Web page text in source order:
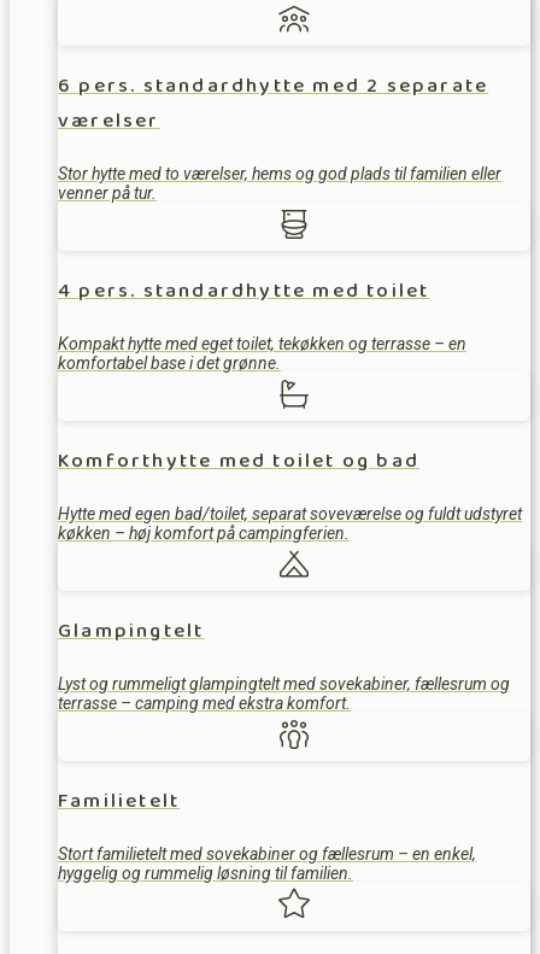
6 pers. standardhytte med 2 separate
værelser
Stor hytte med to værelser, hems og god plads til familien eller
venner på tur.
4 pers. standardhytte med toilet
Kompakt hytte med eget toilet, tekøkken og terrasse – en
komfortabel base i det grønne.
Komforthytte med toilet og bad
Hytte med egen bad/toilet, separat soveværelse og fuldt udstyret
køkken – høj komfort på campingferien.
Glampingtelt
Lyst og rummeligt glampingtelt med sovekabiner, fællesrum og
terrasse – camping med ekstra komfort.
Familietelt
Stort familietelt med sovekabiner og fællesrum – en enkel,
hyggelig og rummelig løsning til familien.